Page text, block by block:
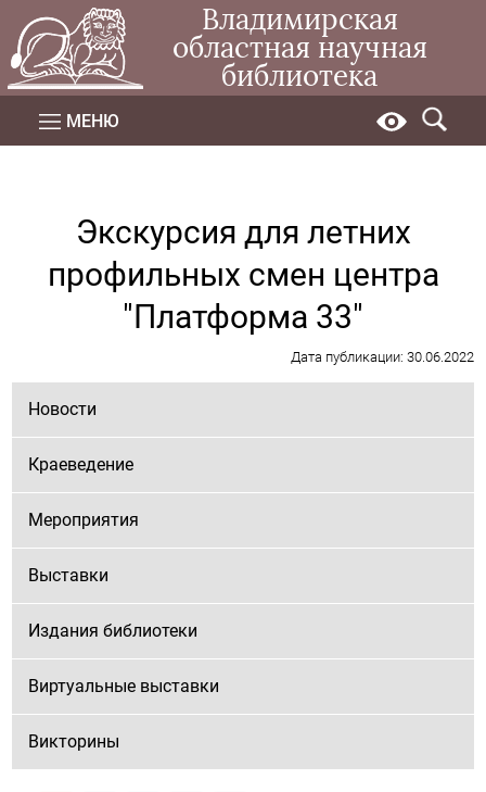
Владимирская
областная научная
библиотека
МЕНЮ
Экскурсия для летних
профильных смен центра
"Платформа 33"
Дата публикации: 30.06.2022
Новости
Краеведение
Мероприятия
Выставки
Издания библиотеки
Виртуальные выставки
Викторины